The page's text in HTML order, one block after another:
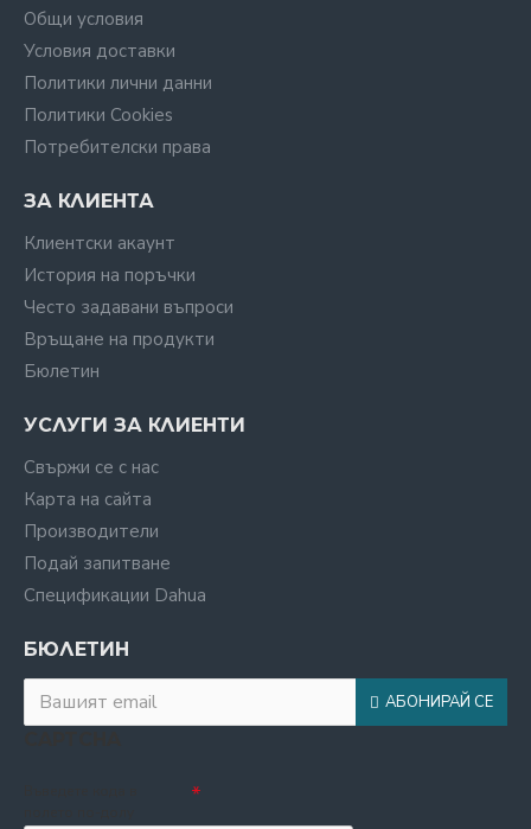
Общи условия
Условия доставки
Политики лични данни
Политики Cookies
Потребителски права
ЗА КЛИЕНТА
Клиентски акаунт
История на поръчки
Често задавани въпроси
Връщане на продукти
Бюлетин
УСЛУГИ ЗА КЛИЕНТИ
Свържи се с нас
Карта на сайта
Производители
Подай запитване
Спецификации Dahua
БЮЛЕТИН
АБОНИРАЙ СЕ